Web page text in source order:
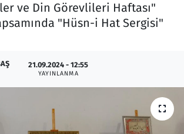
ve Din Görevlileri Haftası"
"Hüsn-i Hat Sergisi"
21.09.2024 - 12:55
YAYINLANMA